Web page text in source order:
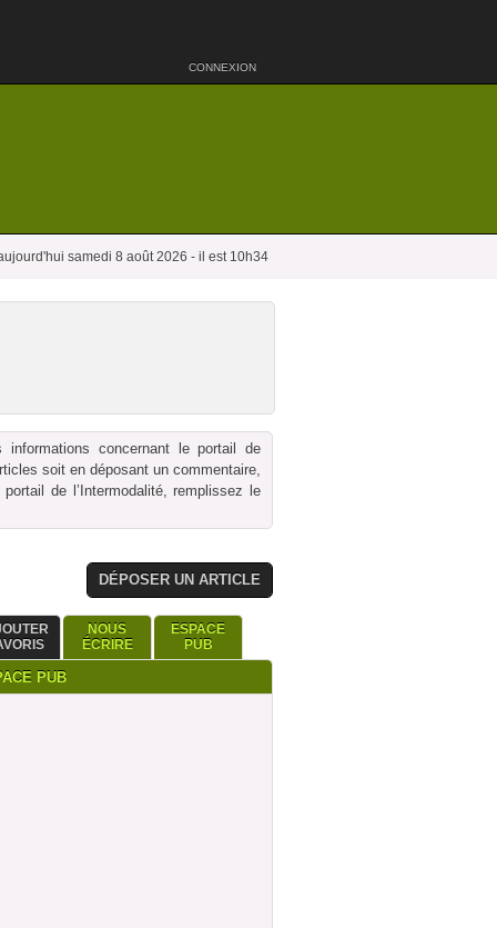
CONNEXION
samedi 8 août 2026 - il est 10h34
concernant le portail de
soit en déposant un commentaire,
de l’Intermodalité, remplissez le
DÉPOSER UN ARTICLE
NOUS
ÉCRIRE
ESPACE
PUB
PUB